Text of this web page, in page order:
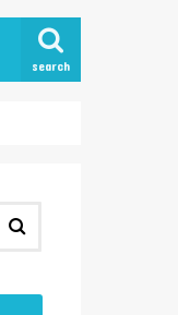
search